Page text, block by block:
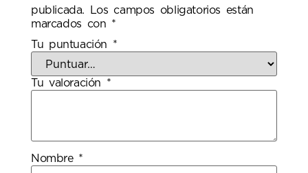
publicada.
Los campos obligatorios están
marcados con *
Tu puntuación *
Tu valoración *
Nombre *